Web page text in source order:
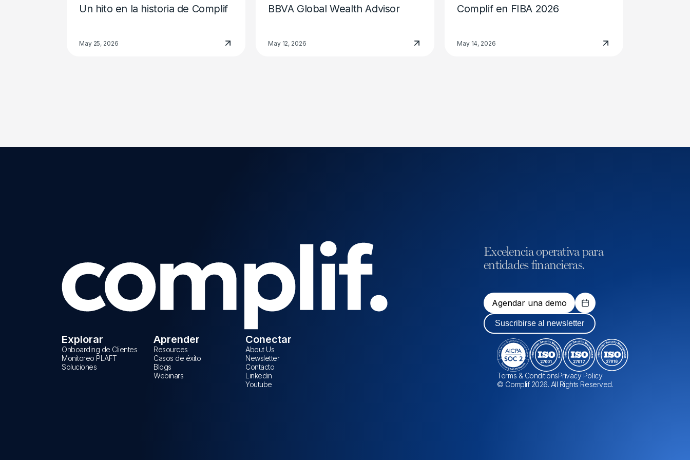
Un hito en la historia de Complif
May 25, 2026
BBVA Global Wealth Advisor
May 12, 2026
Complif en FIBA 2026
May 14, 2026
Excelencia operativa para
entidades financieras.
Agendar una demo
Suscribirse al newsletter
Explorar
Onboarding de Clientes
Monitoreo PLAFT
Soluciones
Aprender
Resources
Casos de éxito
Blogs
Webinars
Conectar
About Us
Newsletter
Contacto
Linkedin
Youtube
Terms & ConditionsPrivacy Policy
© Complif 2026. All Rights Reserved.